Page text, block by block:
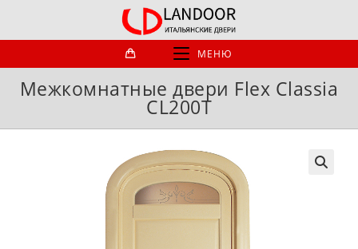
МЕНЮ
Межкомнатные двери Flex Classia
CL200T